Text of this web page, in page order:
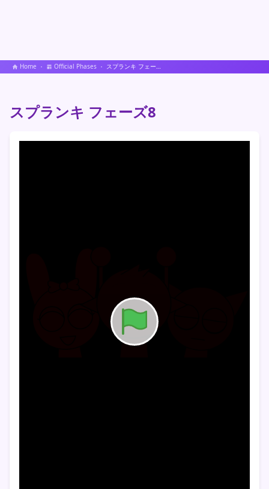
Home Official Phases スプランキ フェーズ8
スプランキ フェーズ8